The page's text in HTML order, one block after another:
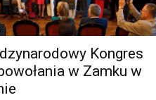
Kongres
w Zamku w